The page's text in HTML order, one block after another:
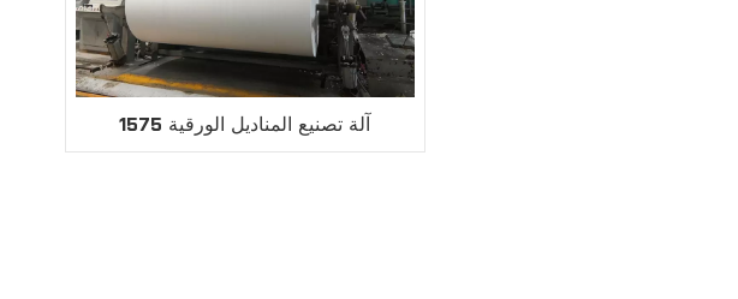
1575 آلة تصنيع المناديل الورقية